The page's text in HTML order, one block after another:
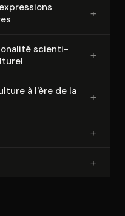
+
scien­ti­
+
à l'ère de la
+
+
+